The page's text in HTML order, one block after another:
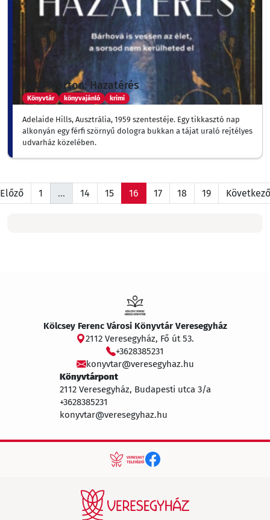
Kate Morton: Hazatérés
Könyvtár könyvajánló krimi
Adelaide Hills, Ausztrália, 1959 szentestéje. Egy tikkasztó nap
alkonyán egy férfi szörnyű dologra bukkan a tájat uraló rejtélyes
udvarház közelében.
1 … 14 15 16 17 18 19
Kölcsey Ferenc Városi Könyvtár Veresegyház
2112 Veresegyház, Fő út 53.
+3628385231
konyvtar@veresegyhaz.hu
Könyvtárpont
2112 Veresegyház, Budapesti utca 3/a
+3628385231
konyvtar@veresegyhaz.hu